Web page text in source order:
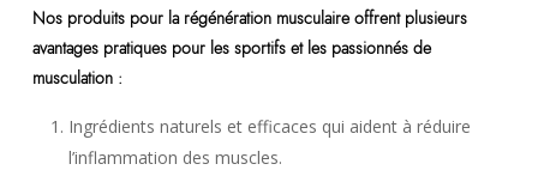
Nos produits pour la régénération musculaire offrent plusieurs
avantages pratiques pour les sportifs et les passionnés de
musculation :
Ingrédients naturels et efficaces qui aident à réduire
l’inflammation des muscles.